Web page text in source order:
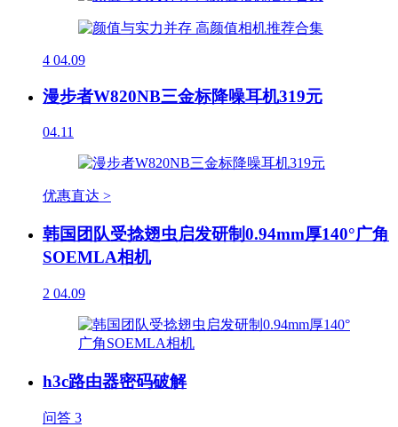
4 04.09
漫步者W820NB三金标降噪耳机319元
04.11
优惠直达 >
韩国团队受捻翅虫启发研制0.94mm厚140°广角
SOEMLA相机
2 04.09
h3c路由器密码破解
问答 3